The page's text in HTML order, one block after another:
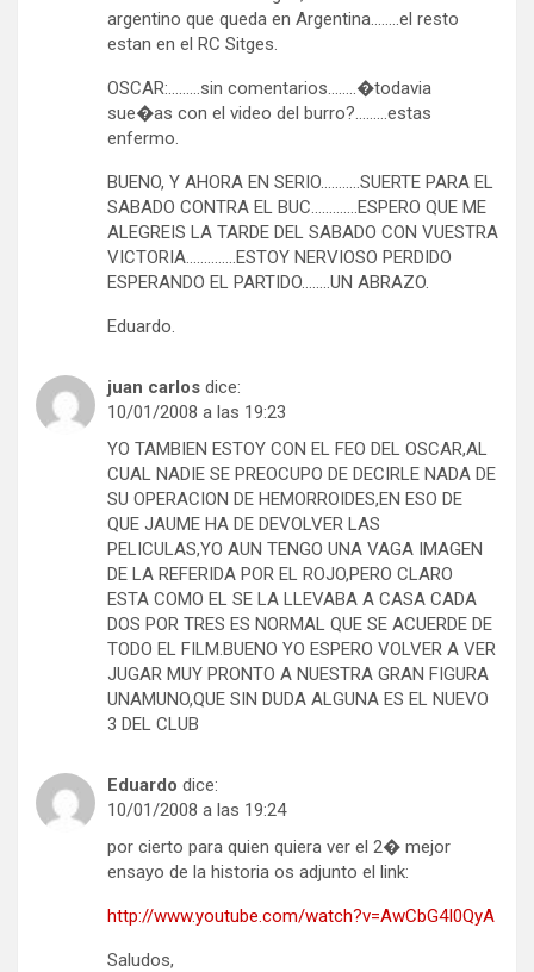
argentino que queda en Argentina……..el resto
estan en el RC Sitges.
OSCAR:………sin comentarios……..�todavia
sue�as con el video del burro?………estas
enfermo.
BUENO, Y AHORA EN SERIO………..SUERTE PARA EL
SABADO CONTRA EL BUC………….ESPERO QUE ME
ALEGREIS LA TARDE DEL SABADO CON VUESTRA
VICTORIA…………..ESTOY NERVIOSO PERDIDO
ESPERANDO EL PARTIDO……..UN ABRAZO.
Eduardo.
juan carlos dice:
10/01/2008 a las 19:23
YO TAMBIEN ESTOY CON EL FEO DEL OSCAR,AL
CUAL NADIE SE PREOCUPO DE DECIRLE NADA DE
SU OPERACION DE HEMORROIDES,EN ESO DE
QUE JAUME HA DE DEVOLVER LAS
PELICULAS,YO AUN TENGO UNA VAGA IMAGEN
DE LA REFERIDA POR EL ROJO,PERO CLARO
ESTA COMO EL SE LA LLEVABA A CASA CADA
DOS POR TRES ES NORMAL QUE SE ACUERDE DE
TODO EL FILM.BUENO YO ESPERO VOLVER A VER
JUGAR MUY PRONTO A NUESTRA GRAN FIGURA
UNAMUNO,QUE SIN DUDA ALGUNA ES EL NUEVO
3 DEL CLUB
Eduardo dice:
10/01/2008 a las 19:24
por cierto para quien quiera ver el 2� mejor
ensayo de la historia os adjunto el link:
http://www.youtube.com/watch?v=AwCbG4I0QyA
Saludos,